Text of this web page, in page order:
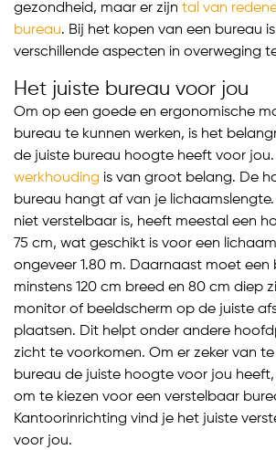
gezondheid, maar er zijn tal van
bureau. Bij het kopen van een bureau
verschillende aspecten in overweging
Het juiste bureau voor jou
Om op een goede en ergonomische
bureau te kunnen werken, is het
de juiste bureau hoogte heeft voor jou.
werkhouding is van groot belang. De
bureau hangt af van je
niet verstelbaar is, heeft meestal een
75 cm, wat geschikt is voor een
ongeveer 1.80 m. Daarnaast moet een
minstens 120 cm breed en 80 cm diep
monitor of beeldscherm op de juiste
plaatsen. Dit helpt onder andere
zicht te voorkomen. Om er zeker van
bureau de juiste hoogte voor jou
om te kiezen voor een verstelbaar
Kantoorinrichting vind je het juiste
voor jou.